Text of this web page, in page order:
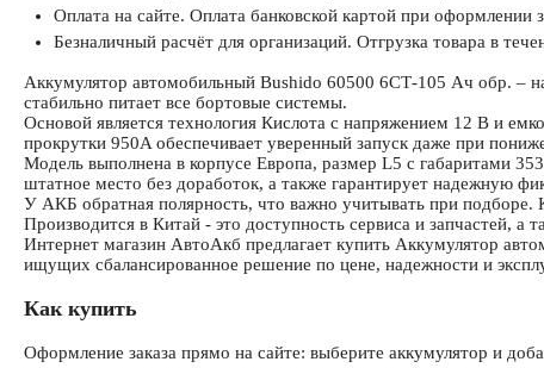
Оплата на сайте. Оплата банковской картой при оформлении
Безналичный расчёт для организаций. Отгрузка товара в
Аккумулятор автомобильный Bushido 60500 6СТ-105 Ач обр. –
стабильно питает все бортовые системы.
Основой является технология Кислота с напряжением 12 В и
прокрутки 950A обеспечивает уверенный запуск даже при
Модель выполнена в корпусе Европа, размер L5 с габаритами
штатное место без доработок, а также гарантирует надежную
У АКБ обратная полярность, что важно учитывать при
Производится в Китай - это доступность сервиса и запчастей,
Интернет магазин АвтоАкб предлагает купить Аккумулятор
ищущих сбалансированное решение по цене, надежности и
Как купить
Оформление заказа прямо на сайте: выберите аккумулятор и